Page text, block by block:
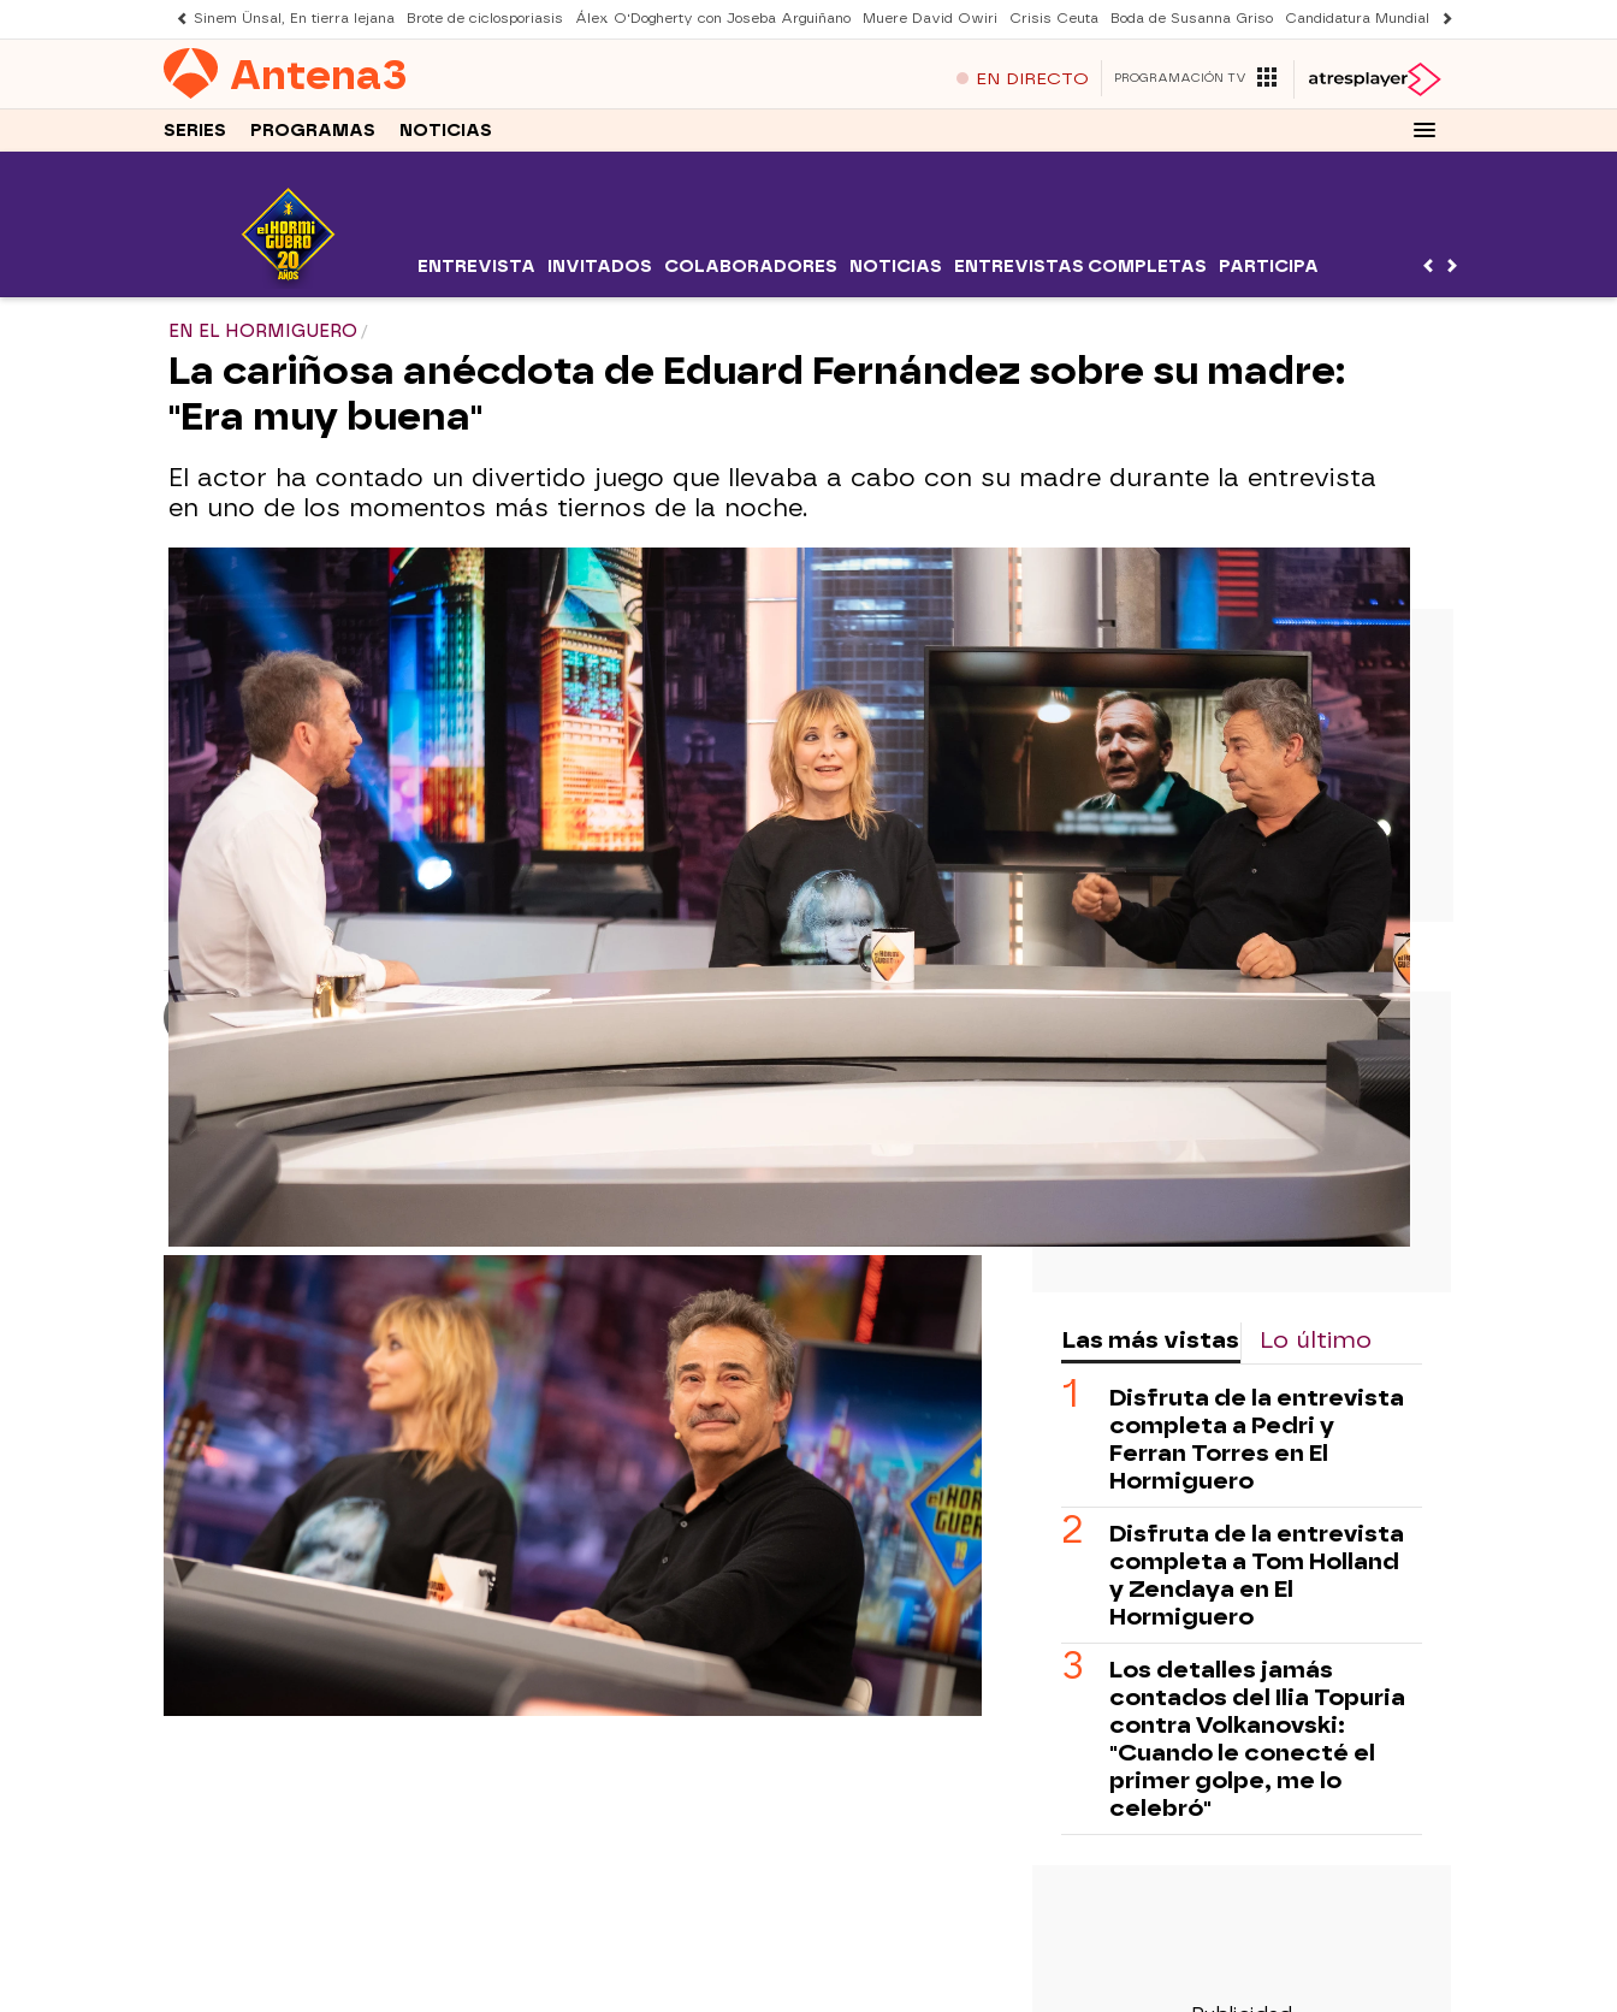
Sinem Ünsal, En tierra lejana Brote de ciclosporiasis Álex O'Dogherty con Joseba Arguiñano Muere David Owiri Crisis Ceuta Boda de Susanna Griso Candidatura Mundial 2030
Antena3 EN DIRECTO PROGRAMACIÓN TV
SERIES PROGRAMAS NOTICIAS
ENTREVISTA INVITADOS COLABORADORES NOTICIAS ENTREVISTAS COMPLETAS PARTICIPA
EN EL HORMIGUERO
La cariñosa anécdota de Eduard Fernández sobre su madre:
"Era muy buena"
El actor ha contado un divertido juego que llevaba a cabo con su madre durante la entrevista
en uno de los momentos más tiernos de la noche.
Así ha sido la entrevista completa a Eduard Fernández y Nathalie Poza en El Hormiguero
Roberto Fernández Ferreira
Publicado:23 de octubre de 2024, 22:37
Eduard FernándezyNathalie Pozahan deslumbrado en El
Hormiguero con su complicidad y talento. La pareja de actores
ha hablado sobre su última colaboración en la gran pantalla,
revelando los secretos detrás de sus interpretaciones y su
En esta ocasión, Pablo Motos ha querido saber más cobre el
divertido juego que llevaban a cabo Eduard y su madre. Según
ha contado el invitado, les gustaba inventarse historias sobre
la vida de la gente y en eso, su progenitora era una auténtica
experta.
De hecho, el actor ha desvelado que la habilidad de su madre
para imaginar historias era tal, que incluso se inventaba la
narrativa de las películas antes de verlas... ¡y eran mejor que
las originales!
Nathalie Poza Eduard Fernández
Las más vistas Lo último
Disfruta de la entrevista
completa a Pedri y
Ferran Torres en El
Hormiguero
Disfruta de la entrevista
completa a Tom Holland
y Zendaya en El
Hormiguero
Los detalles jamás
contados del Ilia Topuria
contra Volkanovski:
"Cuando le conecté el
primer golpe, me lo
celebró"